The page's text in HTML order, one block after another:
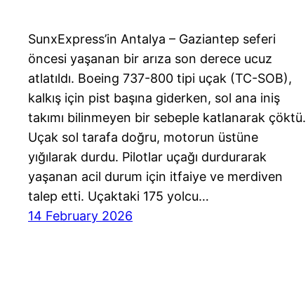
SunxExpress’in Antalya – Gaziantep seferi
öncesi yaşanan bir arıza son derece ucuz
atlatıldı. Boeing 737-800 tipi uçak (TC-SOB),
kalkış için pist başına giderken, sol ana iniş
takımı bilinmeyen bir sebeple katlanarak çöktü.
Uçak sol tarafa doğru, motorun üstüne
yığılarak durdu. Pilotlar uçağı durdurarak
yaşanan acil durum için itfaiye ve merdiven
talep etti. Uçaktaki 175 yolcu…
14 February 2026